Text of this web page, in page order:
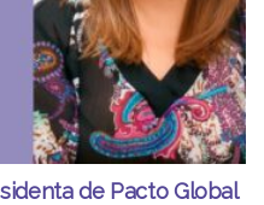
de Pacto Global